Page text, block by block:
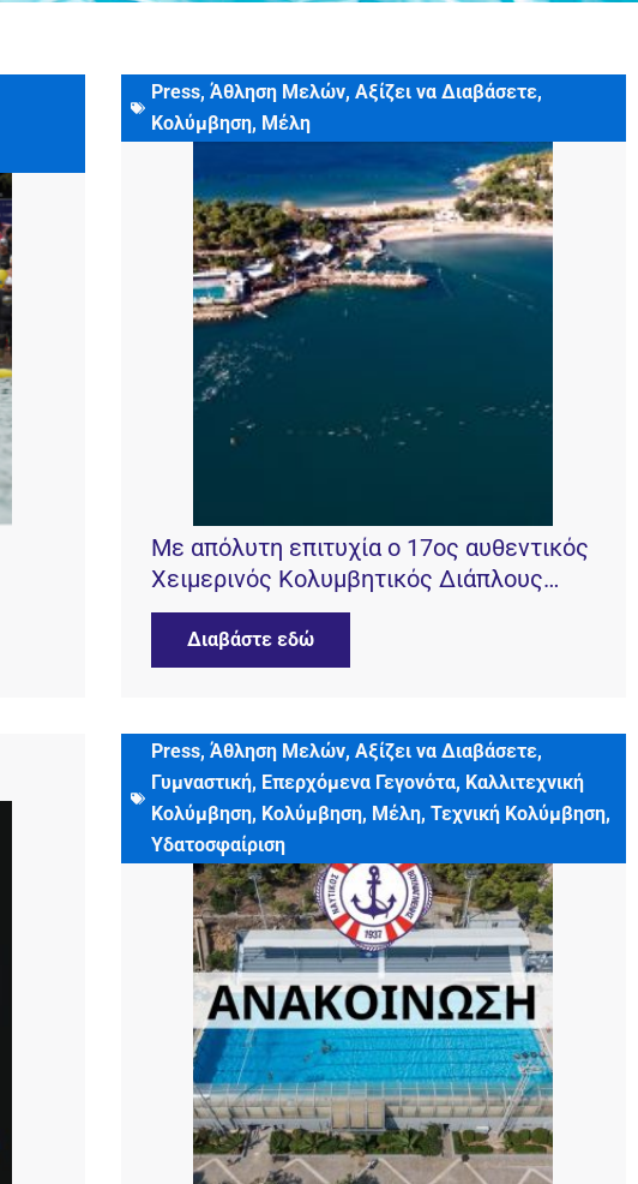
Press, Άθληση Μελών, Αξίζει να Διαβάσετε,
Κολύμβηση, Μέλη
5 Δεκεμβρίου, 2022
Με απόλυτη επιτυχία ο 17ος αυθεντικός
Χειμερινός Κολυμβητικός Διάπλους
Βουλιαγμένης
Διαβάστε εδώ
Press, Άθληση Μελών, Αξίζει να Διαβάσετε,
Γυμναστική, Επερχόμενα Γεγονότα, Καλλιτεχνική
Κολύμβηση, Κολύμβηση, Μέλη, Τεχνική Κολύμβηση,
Υδατοσφαίριση
2 Νοεμβρίου, 2020